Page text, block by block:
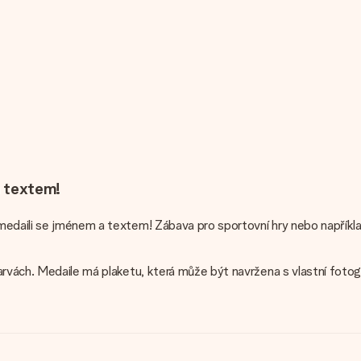
textem!
se jménem a textem! Zábava pro sportovní hry nebo
Medaile má plaketu, která může být navržena s vlastní